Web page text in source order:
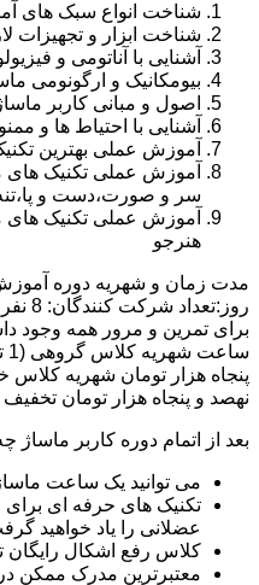
شناخت انواع سبک های
شناخت ابزار و تجهیزات
آشنایی با آناتومی و
بیومکانیک و ارگونومی
اصول و مبانی کاربر
آشنایی با احتیاط ها و
آموزش عملی بهترین
آموزش عملی تکنیک های
سر و صورت،دست و
آموزش عملی تکنیک های
هنرجو
نهصد و پنجاه هزار تومان تخفیف ثبت نام
بعد از اتمام دوره کاربر
می توانید یک ساعت
تکنیک های حرفه ای
عضلانی را یاد خواهید
کلاس رفع اشکال رایگان تا 99 سال خواهید
معتبرترین مدرک ممکن